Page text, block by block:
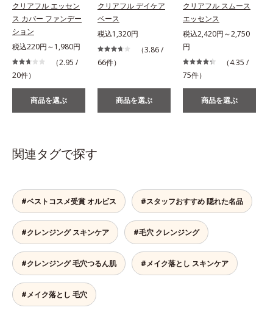
クリアフル エッセン
ス カバー ファンデー
ション
税込220円～1,980円
（2.95 /
20件）
商品を選ぶ
クリアフル デイケア
ベース
税込1,320円
（3.86 /
66件）
商品を選ぶ
クリアフル スムース
エッセンス
税込2,420円～2,750
円
（4.35 /
75件）
商品を選ぶ
関連タグで探す
#ベストコスメ受賞 オルビス #スタッフおすすめ 隠れた名品
#クレンジング スキンケア #毛穴 クレンジング
#クレンジング 毛穴つるん肌 #メイク落とし スキンケア
#メイク落とし 毛穴